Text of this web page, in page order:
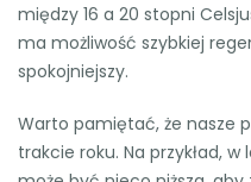
między 16 a 20 stopni
ma możliwość szybkiej
spokojniejszy.
Warto pamiętać, że nasze
trakcie roku. Na przykład,